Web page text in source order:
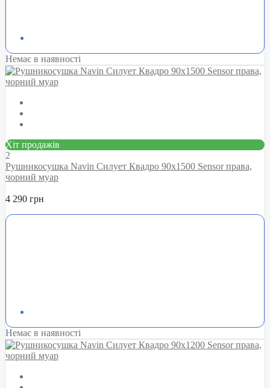
Немає в наявності
Хіт продажів
2
Рушникосушка Navin Силует Квадро 90х1500 Sensor права,
чорний муар
4 290 грн
Немає в наявності